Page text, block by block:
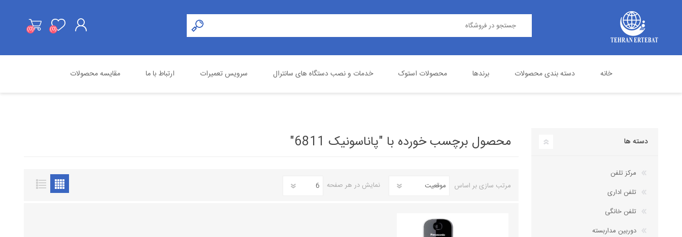
(0)
(0)
خانه دسته بندی محصولات برندها محصولات استوک خدمات و نصب دستگاه های سانترال سرویس تعمیرات ارتباط با ما مقایسه محصولات
محصول برچسب خورده با "پاناسونیک 6811"
مرتب سازی بر اساس نمایش در هر صفحه
دسته ها
مرکز تلفن
تلفن اداری
تلفن خانگی
دوربین مداربسته